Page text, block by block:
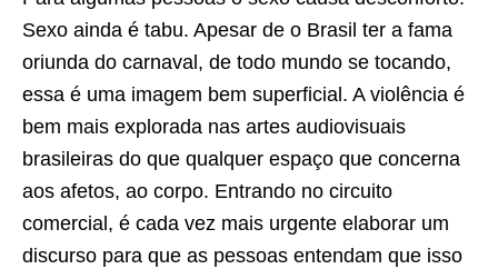
Sexo ainda é tabu. Apesar de o Brasil ter a fama
oriunda do carnaval, de todo mundo se tocando,
essa é uma imagem bem superficial. A violência é
bem mais explorada nas artes audiovisuais
brasileiras do que qualquer espaço que concerna
aos afetos, ao corpo. Entrando no circuito
comercial, é cada vez mais urgente elaborar um
discurso para que as pessoas entendam que isso